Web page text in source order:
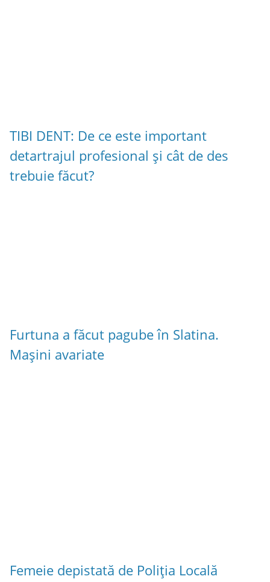
TIBI DENT: De ce este important
detartrajul profesional și cât de des
trebuie făcut?
Furtuna a făcut pagube în Slatina.
Mașini avariate
Femeie depistată de Poliția Locală